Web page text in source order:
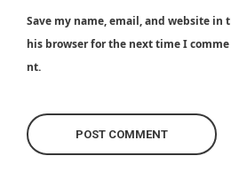
Save my name, email, and website in t
his browser for the next time I comme
nt.